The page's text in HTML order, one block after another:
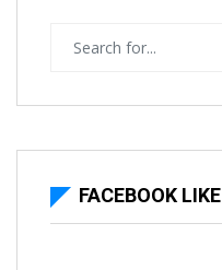
FACEBOOK